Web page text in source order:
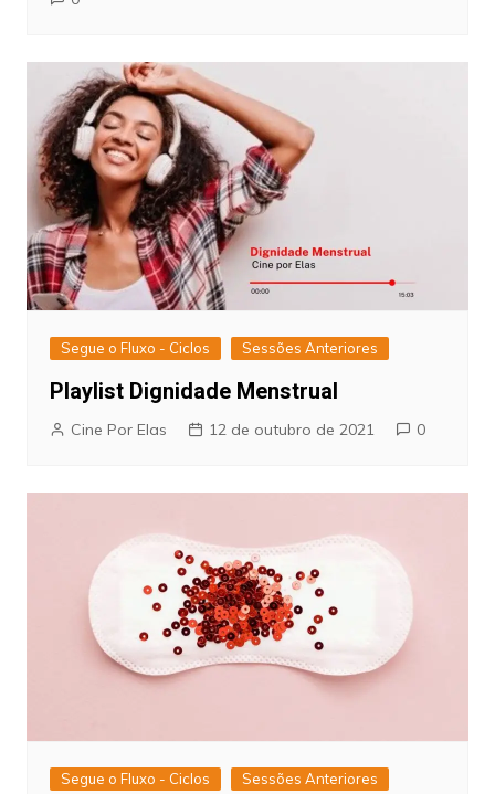
Segue o Fluxo - Ciclos Sessões Anteriores
Playlist Dignidade Menstrual
Cine Por Elas 12 de outubro de 2021 0
Segue o Fluxo - Ciclos Sessões Anteriores